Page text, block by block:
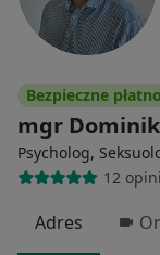
Bezpieczne
mgr
Psycholog,
12
Adres